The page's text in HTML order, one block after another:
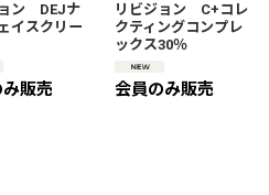
ン DEJナ
イスクリー
販売
リビジョン C+コレ
クティングコンプレ
ックス30％
会員のみ販売